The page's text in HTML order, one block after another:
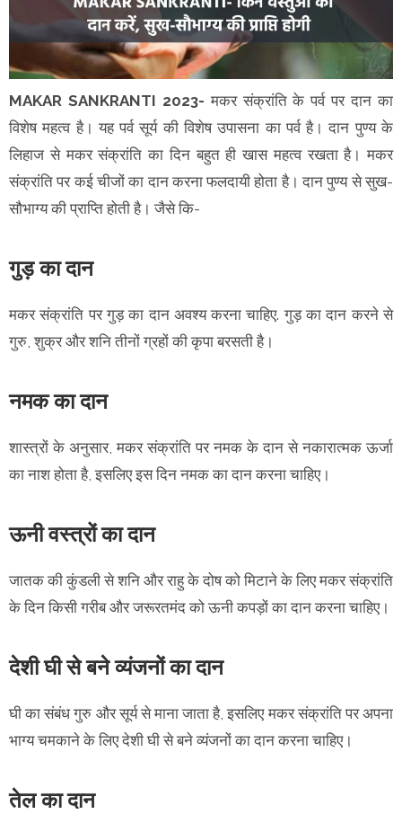
MAKAR SANKRANTI 2023- मकर संक्रांति के पर्व पर दान का
विशेष महत्व है। यह पर्व सूर्य की विशेष उपासना का पर्व है। दान पुण्य के
लिहाज से मकर संक्रांति का दिन बहुत ही खास महत्व रखता है। मकर
संक्रांति पर कई चीजों का दान करना फलदायी होता है। दान पुण्य से सुख-
सौभाग्य की प्राप्ति होती है। जैसे कि-
गुड़ का दान
मकर संक्रांति पर गुड़ का दान अवश्य करना चाहिए. गुड़ का दान करने से
गुरु, शुक्र और शनि तीनों ग्रहों की कृपा बरसती है।
नमक का दान
शास्त्रों के अनुसार, मकर संक्रांति पर नमक के दान से नकारात्मक ऊर्जा
का नाश होता है, इसलिए इस दिन नमक का दान करना चाहिए।
ऊनी वस्त्रों का दान
जातक की कुंडली से शनि और राहु के दोष को मिटाने के लिए मकर संक्रांति
के दिन किसी गरीब और जरूरतमंद को ऊनी कपड़ों का दान करना चाहिए।
देशी घी से बने व्यंजनों का दान
घी का संबंध गुरु और सूर्य से माना जाता है, इसलिए मकर संक्रांति पर अपना
भाग्य चमकाने के लिए देशी घी से बने व्यंजनों का दान करना चाहिए।
तेल का दान